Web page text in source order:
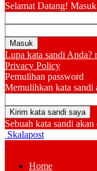
Selamat Datang!
Lupa kata sandi Anda?
Privacy Policy
Pemulihan password
Memulihkan kata sandi
Sebuah kata sandi
Skalapost
Home